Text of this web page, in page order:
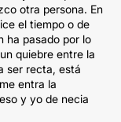
otra persona. En
el tiempo o de
ha pasado por lo
quiebre entre la
ser recta, está
entra la
y yo de necia